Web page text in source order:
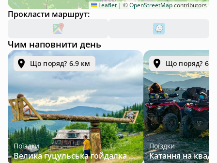
Leaflet | ©OpenStreetMapcontributors
Прокласти маршрут:
Чим наповнити день
Що поряд? 6.9 км
Поїздки
Велика гуцульська гойдалка — джип-тур у Карпатах
Що поряд? 6.9
Поїздки